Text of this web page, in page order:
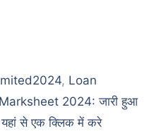
, Loan
2024: जारी हुआ
यहां से एक क्लिक में करे